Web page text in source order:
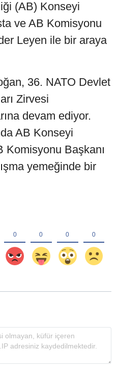
(AB) Konseyi
ve AB Komisyonu
Leyen ile bir araya
36. NATO Devlet
Zirvesi
devam ediyor.
AB Konseyi
Komisyonu Başkanı
yemeğinde bir